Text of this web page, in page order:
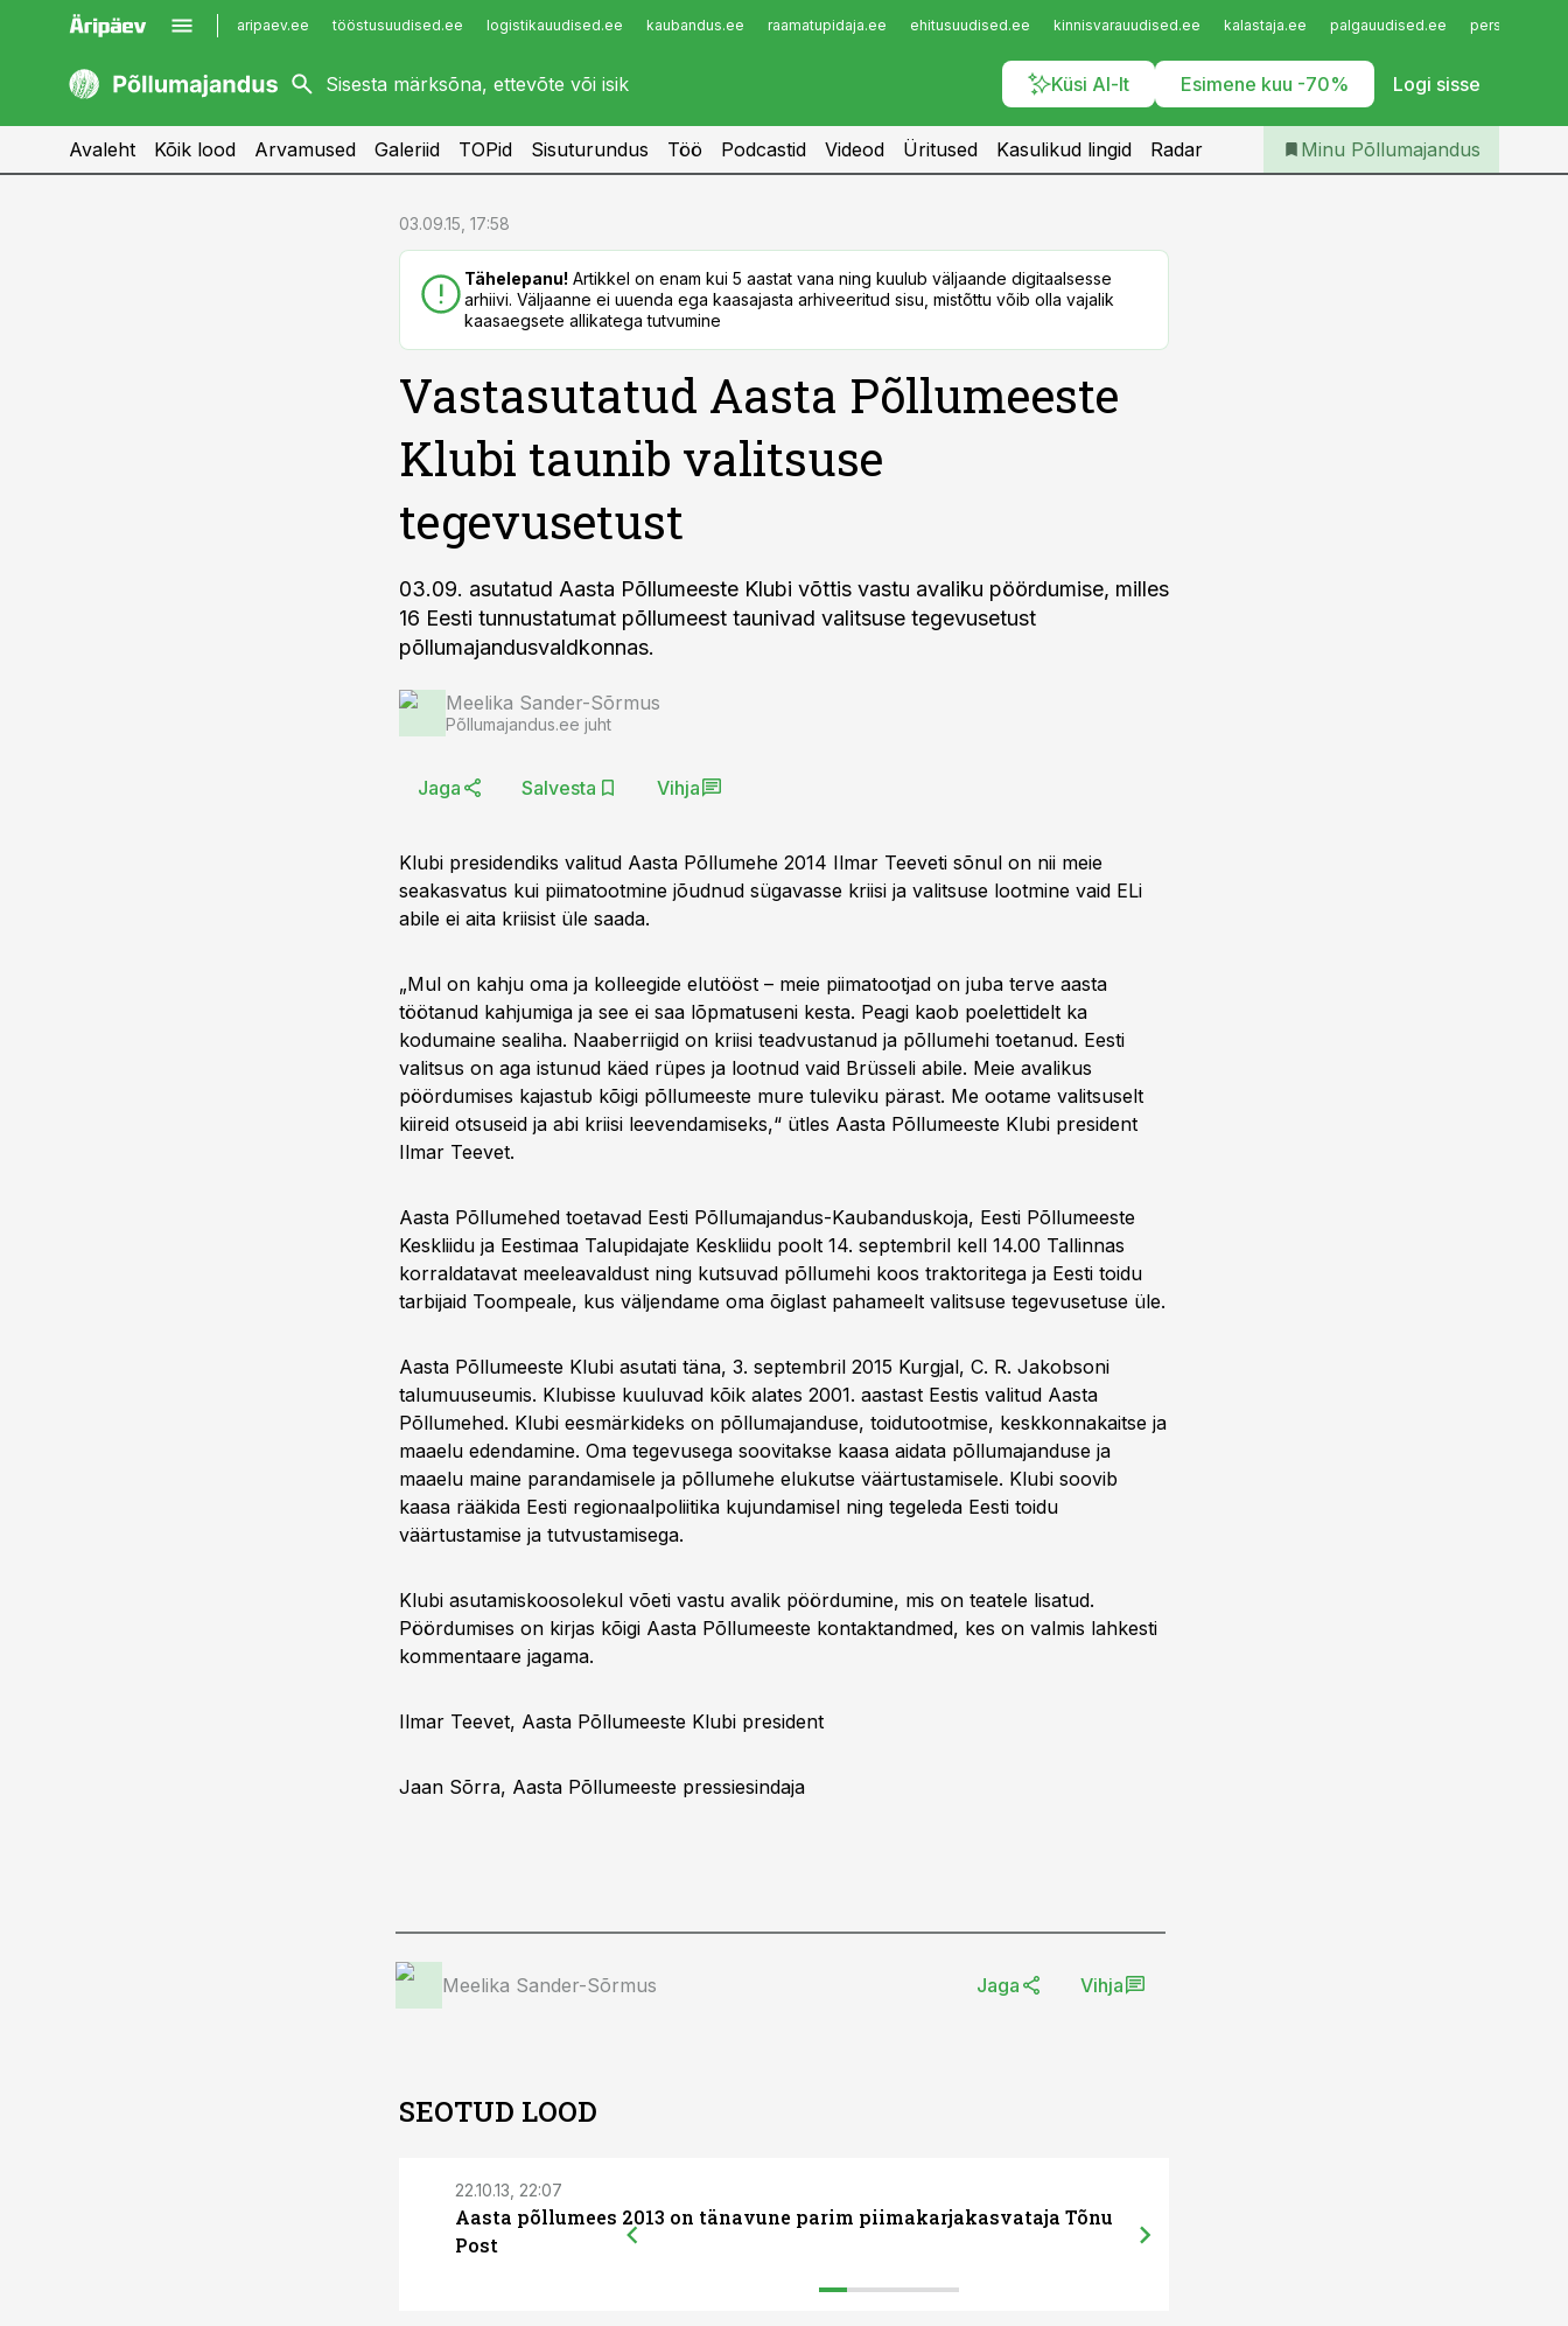
aripaev.ee tööstusuudised.ee logistikauudised.ee kaubandus.ee raamatupidaja.ee ehitusuudised.ee kinnisvarauudised.ee kalastaja.ee palgauudised.ee
Küsi AI-lt Esimene kuu -70% Logi sisse
kaubandus.ee
kinnisvarauudised.ee
imelineajalugu.ee
Infopank
Iseteenindus
Telli Põllumajandus
Avaleht Kõik lood Arvamused Galeriid TOPid Sisuturundus Töö Podcastid Videod Üritused Kasulikud lingid Radar Minu Põllumajandus
03.09.15, 17:58
Tähelepanu! Artikkel on enam kui 5 aastat vana ning kuulub väljaande digitaalsesse
arhiivi. Väljaanne ei uuenda ega kaasajasta arhiveeritud sisu, mistõttu võib olla vajalik
kaasaegsete allikatega tutvumine
Vastasutatud Aasta Põllumeeste
Klubi taunib valitsuse
tegevusetust
03.09. asutatud Aasta Põllumeeste Klubi võttis vastu avaliku pöördumise, milles
16 Eesti tunnustatumat põllumeest taunivad valitsuse tegevusetust
põllumajandusvaldkonnas.
Meelika Sander-Sõrmus
Põllumajandus.ee juht
Jaga Salvesta Vihja
Klubi presidendiks valitud Aasta Põllumehe 2014 Ilmar Teeveti sõnul on nii meie
seakasvatus kui piimatootmine jõudnud sügavasse kriisi ja valitsuse lootmine vaid ELi
abile ei aita kriisist üle saada.
„Mul on kahju oma ja kolleegide elutööst – meie piimatootjad on juba terve aasta
töötanud kahjumiga ja see ei saa lõpmatuseni kesta. Peagi kaob poelettidelt ka
kodumaine sealiha. Naaberriigid on kriisi teadvustanud ja põllumehi toetanud. Eesti
valitsus on aga istunud käed rüpes ja lootnud vaid Brüsseli abile. Meie avalikus
pöördumises kajastub kõigi põllumeeste mure tuleviku pärast. Me ootame valitsuselt
kiireid otsuseid ja abi kriisi leevendamiseks,“ ütles Aasta Põllumeeste Klubi president
Ilmar Teevet.
Aasta Põllumehed toetavad Eesti Põllumajandus-Kaubanduskoja, Eesti Põllumeeste
Keskliidu ja Eestimaa Talupidajate Keskliidu poolt 14. septembril kell 14.00 Tallinnas
korraldatavat meeleavaldust ning kutsuvad põllumehi koos traktoritega ja Eesti toidu
tarbijaid Toompeale, kus väljendame oma õiglast pahameelt valitsuse tegevusetuse üle.
Aasta Põllumeeste Klubi asutati täna, 3. septembril 2015 Kurgjal, C. R. Jakobsoni
talumuuseumis. Klubisse kuuluvad kõik alates 2001. aastast Eestis valitud Aasta
Põllumehed. Klubi eesmärkideks on põllumajanduse, toidutootmise, keskkonnakaitse ja
maaelu edendamine. Oma tegevusega soovitakse kaasa aidata põllumajanduse ja
maaelu maine parandamisele ja põllumehe elukutse väärtustamisele. Klubi soovib
kaasa rääkida Eesti regionaalpoliitika kujundamisel ning tegeleda Eesti toidu
väärtustamise ja tutvustamisega.
Klubi asutamiskoosolekul võeti vastu avalik pöördumine, mis on teatele lisatud.
Pöördumises on kirjas kõigi Aasta Põllumeeste kontaktandmed, kes on valmis lahkesti
kommentaare jagama.
Ilmar Teevet, Aasta Põllumeeste Klubi president
Jaan Sõrra, Aasta Põllumeeste pressiesindaja
Meelika Sander-Sõrmus Jaga Vihja
SEOTUD LOOD
22.10.13, 22:07
Aasta põllumees 2013 on tänavune parim piimakarjakasvataja Tõnu
Post